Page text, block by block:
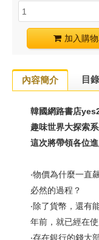
加入購
內容簡介 目錄
韓國網路書店
趣味世界大探索
這次將帶領各位
‧物價為什麼一直
必然的過程？
‧除了貨幣，還有
年前，就已經在
‧存在銀行的錢大